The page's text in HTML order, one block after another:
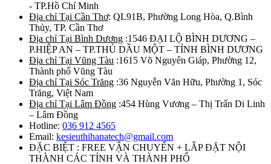
- TP.Hồ Chí Minh
Địa chỉ Tại Cần Thơ: QL91B, Phường Long Hòa, Q.Bình
Thủy, TP. Cần Thơ
Địa chỉ Tại Bình Dương :1546 ĐẠI LỘ BÌNH DƯƠNG –
P.HIỆP AN – TP.THỦ DẦU MỘT – TỈNH BÌNH DƯƠNG
Địa chỉ Tại Vũng Tàu :1615 Võ Nguyên Giáp, Phường 12,
Thành phố Vũng Tàu
Địa chỉ Tại Sóc Trăng :36 Nguyễn Văn Hữu, Phường 1, Sóc
Trăng, Việt Nam
Địa chỉ Tại Lâm Đồng :454 Hùng Vương – Thị Trấn Di Linh
– Lâm Đồng
Hotline: 036 912 4565
Email: kesieuthihanatech@gmail.com
ĐẶC BIỆT : FREE VẬN CHUYỂN + LẮP ĐẶT NỘI
THÀNH CÁC TỈNH VÀ THÀNH PHỐ